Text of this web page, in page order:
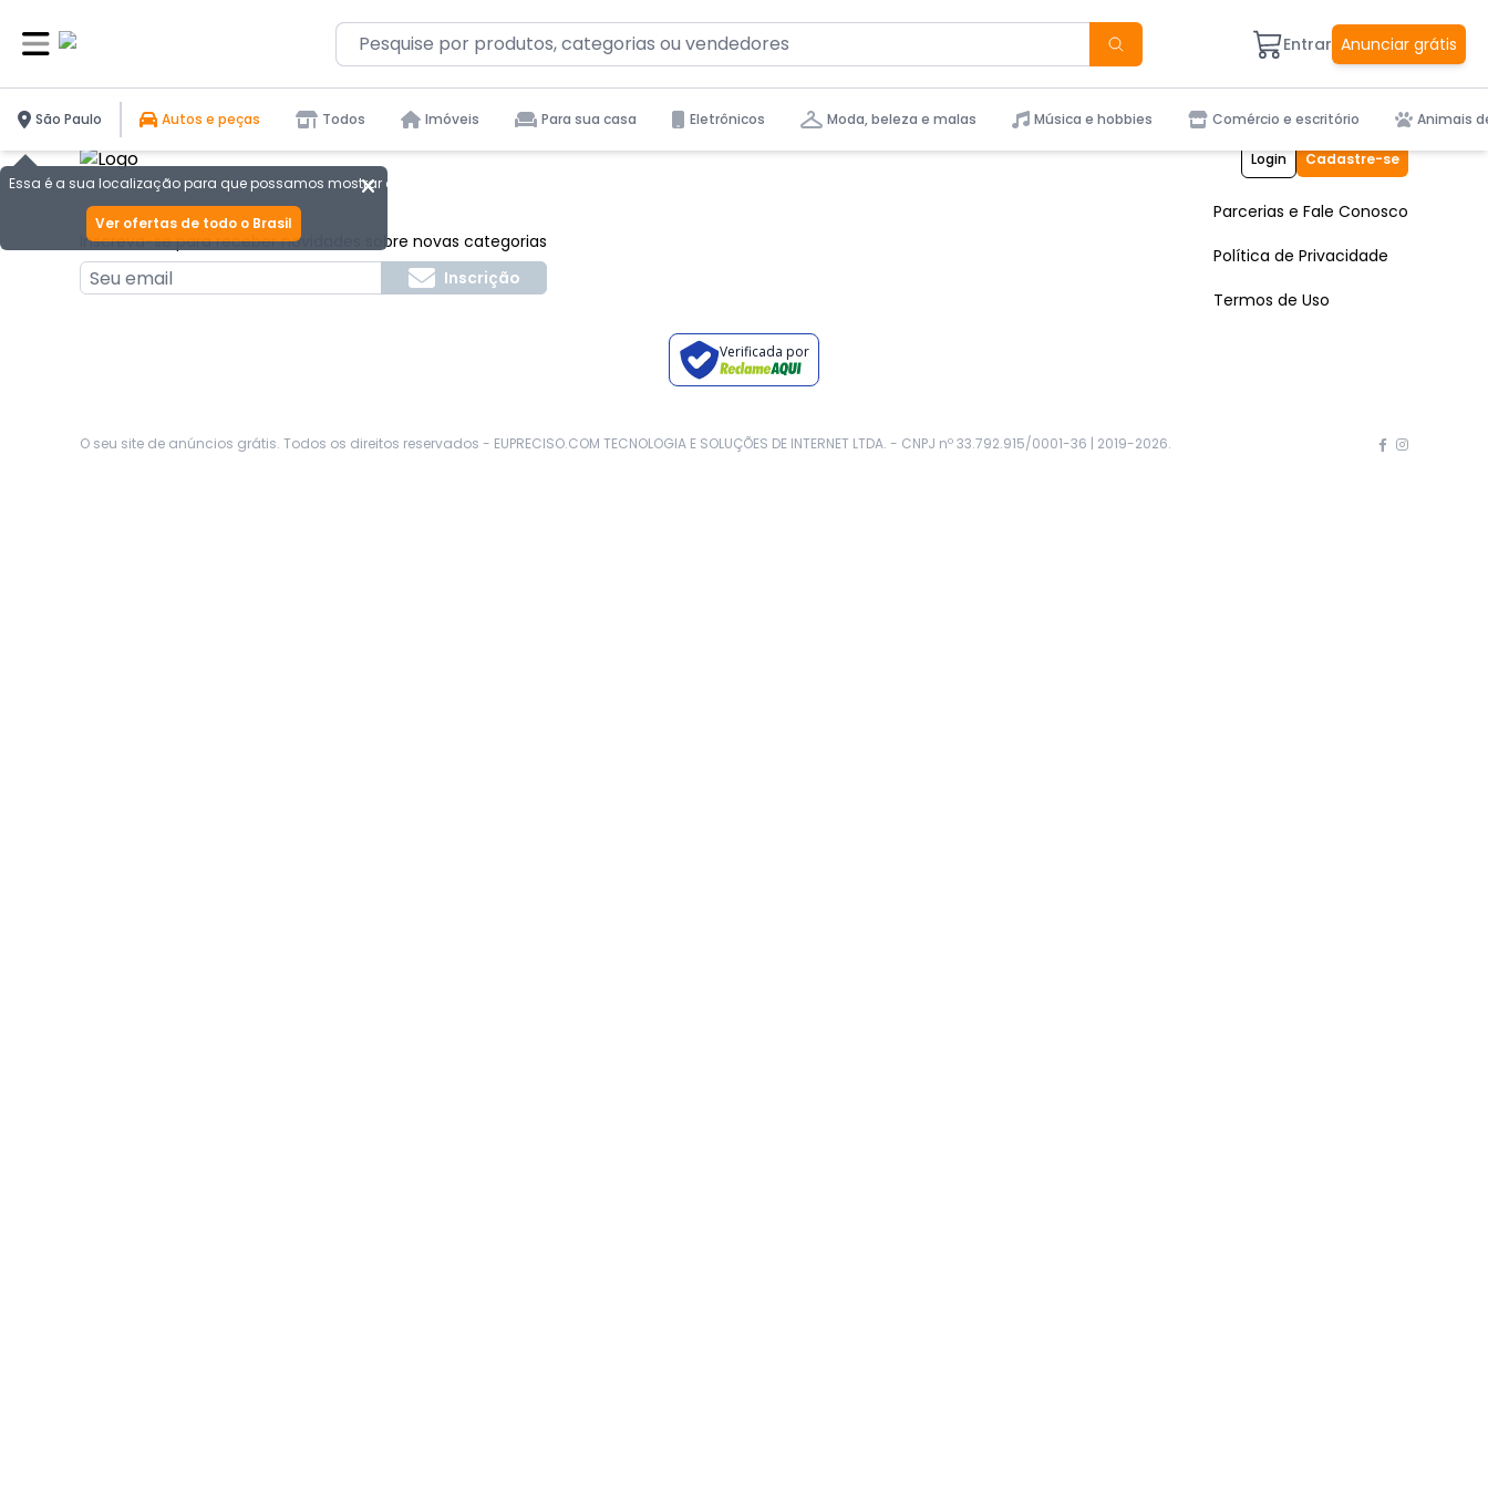
Entrar Anunciar grátis
São Paulo
Essa é a sua localização para que possamos mostrar as melhores ofertas para você.
Ver ofertas de todo o Brasil
Autos e peças Todos Imóveis Para sua casa Eletrônicos Moda, beleza e malas Música e hobbies Comércio e escritório Animais
Voltar ao topo
Login Cadastre-se
Inscreva-se para receber novidades sobre novas categorias
Inscrição
Parcerias e Fale Conosco
Política de Privacidade
Termos de Uso
Verificada por
O seu site de anúncios grátis. Todos os direitos reservados - EUPRECISO.COM TECNOLOGIA E SOLUÇÕES DE INTERNET LTDA. - CNPJ nº 33.792.915/0001-36 | 2019-2026.